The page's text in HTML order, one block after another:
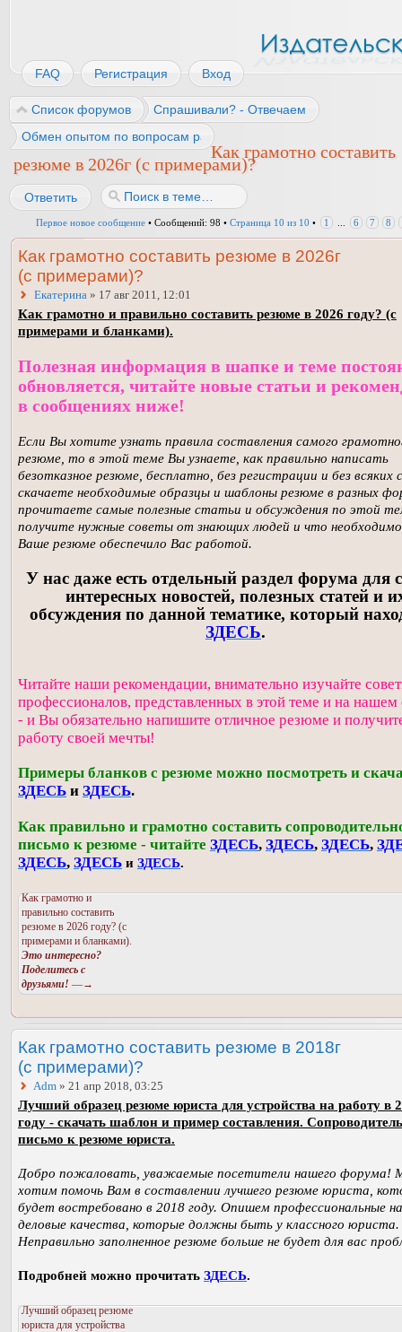
FAQ Регистрация Вход
Список форумов
Спрашивали? - Отвечаем
Обмен опытом по вопросам работы
Как грамотно составить
резюме в 2026г (с примерами)?
Ответить
Первое новое сообщение • Сообщений: 98 • Страница 10 из 10 • 1 6 7 8
Как грамотно составить резюме в 2026г
(с примерами)?
Екатерина » 17 авг 2011, 12:01
Как грамотно и правильно составить резюме в 2026 году? (с
примерами и бланками).
Полезная информация в шапке и теме
обновляется, читайте новые статьи и
в сообщениях ниже!
Если Вы хотите узнать правила составления самого
резюме, то в этой теме Вы узнаете, как правильно написать
безотказное резюме, бесплатно, без регистрации и без всяких
скачаете необходимые образцы и шаблоны резюме в разных
прочитаете самые полезные статьи и обсуждения по этой
получите нужные советы от знающих людей и что
Ваше резюме обеспечило Вас работой.
У нас даже есть отдельный раздел форума для
интересных новостей, полезных статей и
обсуждения по данной тематике, который
ЗДЕСЬ.
Читайте наши рекомендации, внимательно изучайте
профессионалов, представленных в этой теме и на
- и Вы обязательно напишите отличное резюме и
работу своей мечты!
Примеры бланков с резюме можно посмотреть и
ЗДЕСЬ и ЗДЕСЬ.
Как правильно и грамотно составить
письмо к резюме - читайте ЗДЕСЬ, ЗДЕСЬ, ЗДЕСЬ,
ЗДЕСЬ, ЗДЕСЬ и ЗДЕСЬ.
Как грамотно и
правильно составить
резюме в 2026 году? (с
примерами и бланками).
Это интересно?
Поделитесь с
друзьями! —→
Как грамотно составить резюме в 2018г
(с примерами)?
Adm » 21 апр 2018, 03:25
Лучший образец резюме юриста для устройства на работу в
году - скачать шаблон и пример составления.
письмо к резюме юриста.
Добро пожаловать, уважаемые посетители нашего форума!
хотим помочь Вам в составлении лучшего резюме юриста,
будет востребовано в 2018 году. Опишем профессиональные
деловые качества, которые должны быть у классного юриста.
Неправильно заполненное резюме больше не будет для вас
Подробней можно прочитать ЗДЕСЬ.
Лучший образец резюме
юриста для устройства